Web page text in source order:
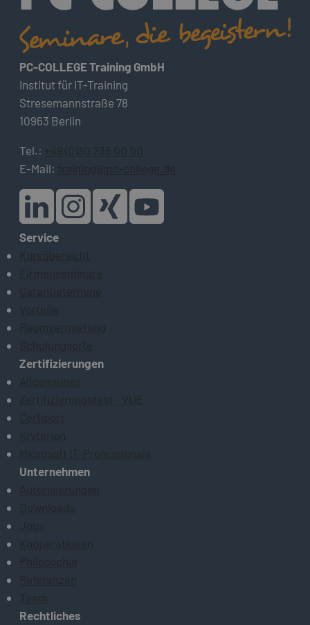
PC-COLLEGE Training GmbH
Institut für IT-Training
Stresemannstraße 78
10963 Berlin
Tel.: +49 (0)30 235 00 00
E-Mail: training@pc-college.de
Service
Kursübersicht
Firmenseminare
Garantietermine
Vorteile
Raumvermietung
Schulungsorte
Zertifizierungen
Allgemeines
Zertifizierungstest - VUE
Certiport
Kryterion
Microsoft IT-Professionals
Unternehmen
Autorisierungen
Downloads
Jobs
Kooperationen
Philosophie
Referenzen
Team
Rechtliches